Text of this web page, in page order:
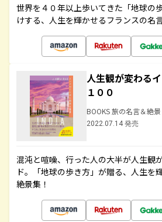
世界を４０年以上歩いてきた「地球の
けする、人生を輝かせるフランスの名
人生観が変わる
１００
BOOKS 旅の名言＆絶景
2022.07.14 発売
混沌と喧噪、行った人の大半が人生観
ド。「地球の歩き方」が贈る、人生を
絶景集！